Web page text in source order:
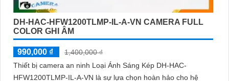
DH-HAC-HFW1200TLMP-IL-A-VN CAMERA FULL
COLOR GHI ÂM
990,000 ₫
1,400,000 ₫
Thiết bị camera an ninh Loại Ánh Sáng Kép DH-HAC-
HFW1200TLMP-IL-A-VN là sự lựa chọn hoàn hảo cho hệ